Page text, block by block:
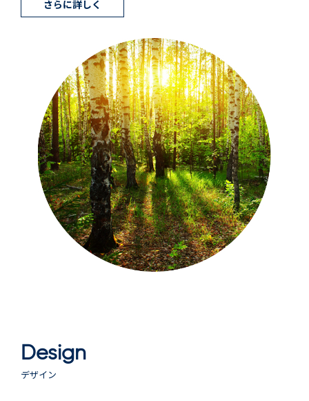
さらに詳しく
Design
デザイン